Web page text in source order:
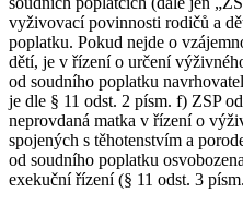
vyživovací povinnosti rodičů a
poplatku. Pokud nejde o
dětí, je v řízení o určení
od soudního poplatku
je dle § 11 odst. 2 písm. f) ZSP
neprovdaná matka v řízení o
spojených s těhotenstvím a
od soudního poplatku
exekuční řízení (§ 11 odst. 3